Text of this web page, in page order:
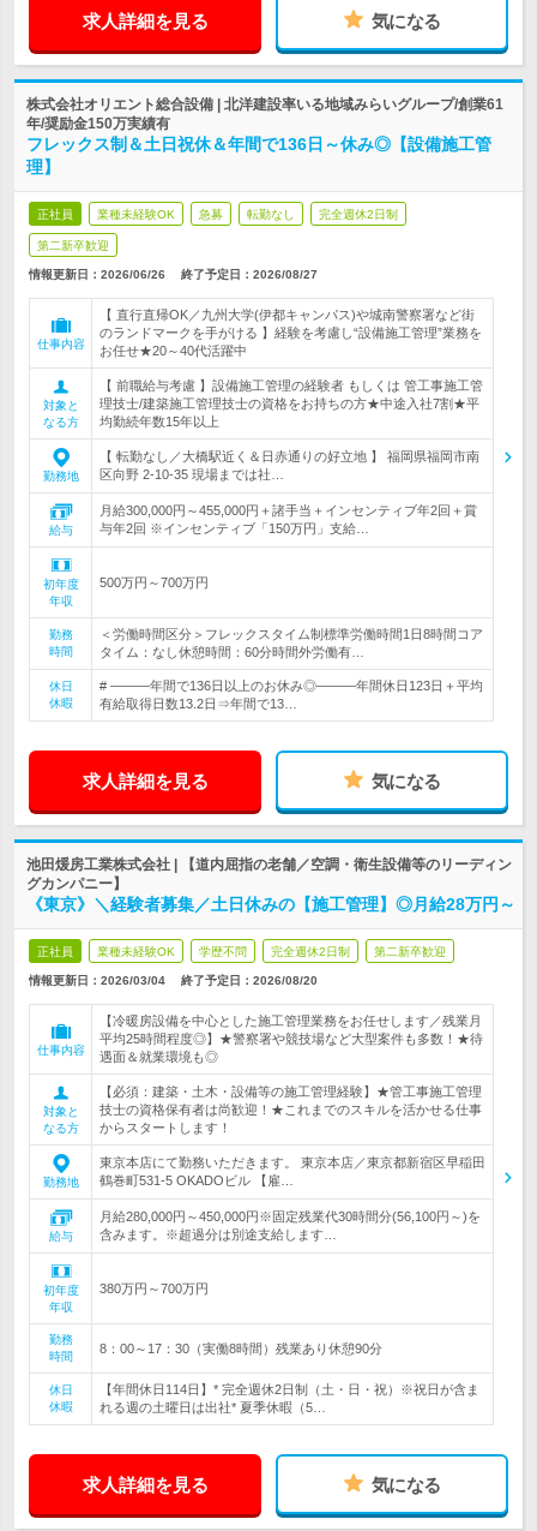
求人詳細を見る 気になる
株式会社オリエント総合設備 | 北洋建設率いる地域みらいグループ/創業61
年/奨励金150万実績有
フレックス制＆土日祝休＆年間で136日～休み◎【設備施工管
理】
正社員 業種未経験OK 急募 転勤なし 完全週休2日制
第二新卒歓迎
情報更新日：2026/06/26 終了予定日： 2026/08/27
仕事内容
【 直行直帰OK／九州大学(伊都キャンパス)や城南警察署など街
のランドマークを手がける 】経験を考慮し“設備施工管理”業務を
お任せ★20～40代活躍中
対象と
なる方
【 前職給与考慮 】設備施工管理の経験者 もしくは 管工事施工管
理技士/建築施工管理技士の資格をお持ちの方★中途入社7割★平
均勤続年数15年以上
勤務地
【 転勤なし／大橋駅近く＆日赤通りの好立地 】 福岡県福岡市南
区向野 2-10-35 現場までは社…
給与
月給300,000円～455,000円＋諸手当＋インセンティブ年2回＋賞
与年2回 ※インセンティブ「150万円」支給…
初年度
年収
500万円～700万円
勤務
時間
＜労働時間区分＞フレックスタイム制標準労働時間1日8時間コア
タイム：なし休憩時間：60分時間外労働有…
休日
休暇
# ―――年間で136日以上のお休み◎―――年間休日123日＋平均
有給取得日数13.2日⇒年間で13…
求人詳細を見る 気になる
池田煖房工業株式会社 | 【道内屈指の老舗／空調・衛生設備等のリーディン
グカンパニー】
《東京》＼経験者募集／土日休みの【施工管理】◎月給28万円～
正社員 業種未経験OK 学歴不問 完全週休2日制 第二新卒歓迎
情報更新日：2026/03/04 終了予定日： 2026/08/20
仕事内容
【冷暖房設備を中心とした施工管理業務をお任せします／残業月
平均25時間程度◎】★警察署や競技場など大型案件も多数！★待
遇面＆就業環境も◎
対象と
なる方
【必須：建築・土木・設備等の施工管理経験】★管工事施工管理
技士の資格保有者は尚歓迎！★これまでのスキルを活かせる仕事
からスタートします！
勤務地
東京本店にて勤務いただきます。 東京本店／東京都新宿区早稲田
鶴巻町531-5 OKADOビル 【雇…
給与
月給280,000円～450,000円※固定残業代30時間分(56,100円～)を
含みます。※超過分は別途支給します…
初年度
年収
380万円～700万円
勤務
時間
8：00～17：30（実働8時間）残業あり休憩90分
休日
休暇
【年間休日114日】* 完全週休2日制（土・日・祝）※祝日が含ま
れる週の土曜日は出社* 夏季休暇（5…
求人詳細を見る 気になる